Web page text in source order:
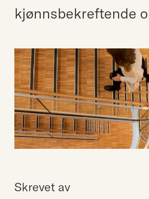
kjønnsbekreftende
Skrevet av